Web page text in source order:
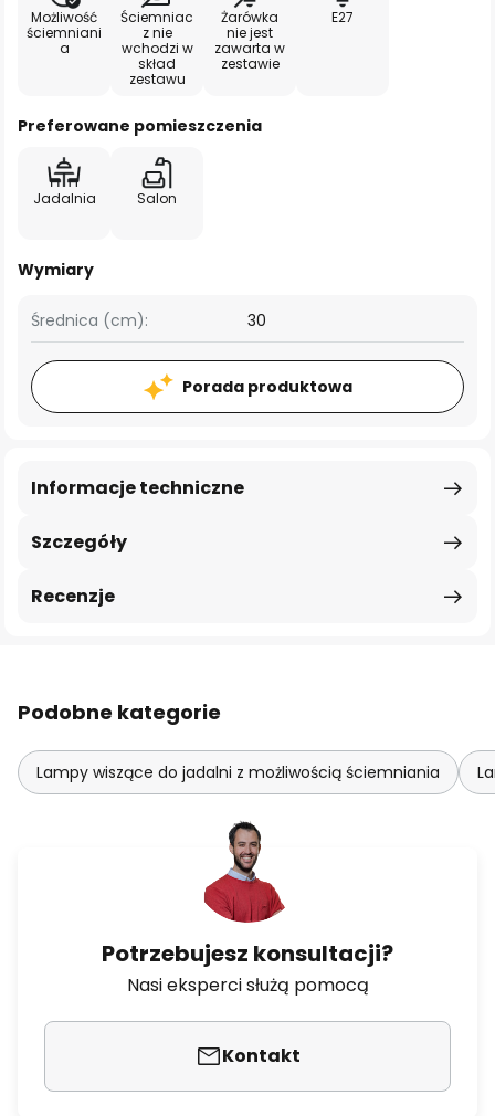
Możliwość
ściemniani
a
Ściemniac
z nie
wchodzi w
skład
zestawu
Żarówka
nie jest
zawarta w
zestawie
E27
Preferowane pomieszczenia
Jadalnia Salon
Wymiary
Średnica (cm): 30
Porada produktowa
Szczegóły
Informacje techniczne
Recenzje
Podobne kategorie
Lampy wiszące do jadalni z możliwością ściemniania
Potrzebujesz konsultacji?
Nasi eksperci służą pomocą
Kontakt